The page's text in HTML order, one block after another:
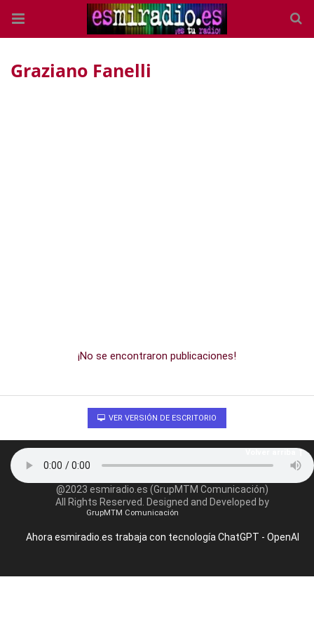
Graziano Fanelli
¡No se encontraron publicaciones!
VER VERSIÓN DE ESCRITORIO
@2023 esmiradio.es (GrupMTM Comunicación)
All Rights Reserved. Designed and Developed by
GrupMTM Comunicación
Ahora esmiradio.es trabaja con tecnología ChatGPT - OpenAI